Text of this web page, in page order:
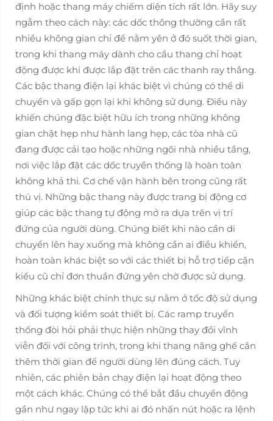
định hoặc thang máy chiếm diện tích rất lớn. Hãy suy
ngẫm theo cách này: các dốc thông thường cần rất
nhiều không gian chỉ để nằm yên ở đó suốt thời gian,
trong khi thang máy dành cho cầu thang chỉ hoạt
động được khi được lắp đặt trên các thanh ray thẳng.
Các bậc thang điện lại khác biệt vì chúng có thể di
chuyển và gấp gọn lại khi không sử dụng. Điều này
khiến chúng đặc biệt hữu ích trong những không
gian chật hẹp như hành lang hẹp, các tòa nhà cũ
đang được cải tạo hoặc những ngôi nhà nhiều tầng,
nơi việc lắp đặt các dốc truyền thống là hoàn toàn
không khả thi. Cơ chế vận hành bên trong cũng rất
thú vị. Những bậc thang này được trang bị động cơ
giúp các bậc thang tự động mở ra dựa trên vị trí
đứng của người dùng. Chúng biết khi nào cần di
chuyển lên hay xuống mà không cần ai điều khiển,
hoàn toàn khác biệt so với các thiết bị hỗ trợ tiếp cận
kiểu cũ chỉ đơn thuần đứng yên chờ được sử dụng.
Những khác biệt chính thực sự nằm ở tốc độ sử dụng
và đối tượng kiểm soát thiết bị. Các ramp truyền
thống đòi hỏi phải thực hiện những thay đổi vĩnh
viễn đối với công trình, trong khi thang nâng ghế cần
thêm thời gian để người dùng lên đúng cách. Tuy
nhiên, các phiên bản chạy điện lại hoạt động theo
một cách khác. Chúng có thể bắt đầu chuyển động
gần như ngay lập tức khi ai đó nhấn nút hoặc ra lệnh